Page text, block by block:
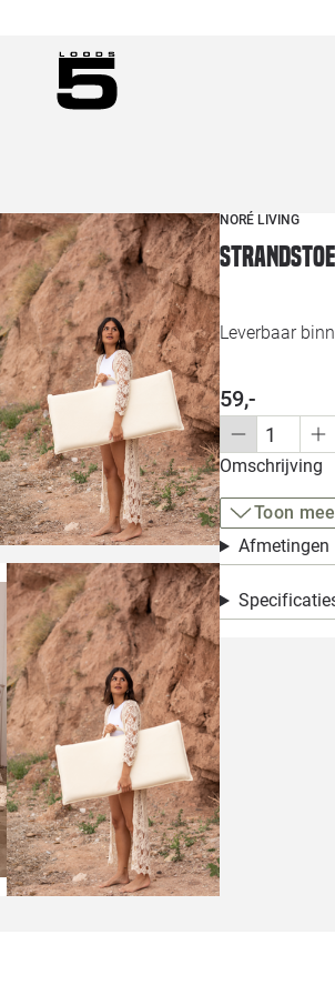
NORÉ LIVING
Leverbaar
59,-
Omschrijving
Toon
Afmetingen